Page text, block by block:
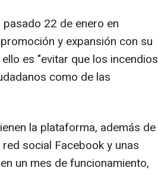
22 de enero en
y expansión con su
es "evitar que los incendios
como de las
la plataforma, además de
social Facebook y unas
un mes de funcionamiento,